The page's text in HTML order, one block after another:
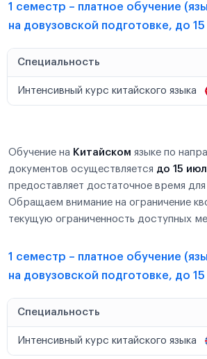
1 семестр – платное обучение
на довузовской подготовке, до
Специальность
Интенсивный курс китайского языка
Обучение на Китайском языке по
документов осуществляется до 15
предоставляет достаточное время для
Обращаем внимание на ограничение
текущую ограниченность доступных
1 семестр – платное обучение
на довузовской подготовке, до
Специальность
Интенсивный курс китайского языка